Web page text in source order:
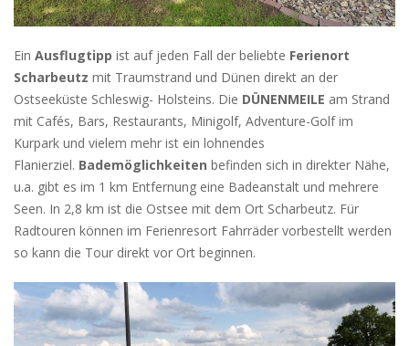
Ein Ausflugtipp ist auf jeden Fall der beliebte Ferienort
Scharbeutz mit Traumstrand und Dünen direkt an der
Ostseeküste Schleswig- Holsteins. Die DÜNENMEILE am Strand
mit Cafés, Bars, Restaurants, Minigolf, Adventure-Golf im
Kurpark und vielem mehr ist ein lohnendes
Flanierziel. Bademöglichkeiten befinden sich in direkter Nähe,
u.a. gibt es im 1 km Entfernung eine Badeanstalt und mehrere
Seen. In 2,8 km ist die Ostsee mit dem Ort Scharbeutz. Für
Radtouren können im Ferienresort Fahrräder vorbestellt werden
so kann die Tour direkt vor Ort beginnen.